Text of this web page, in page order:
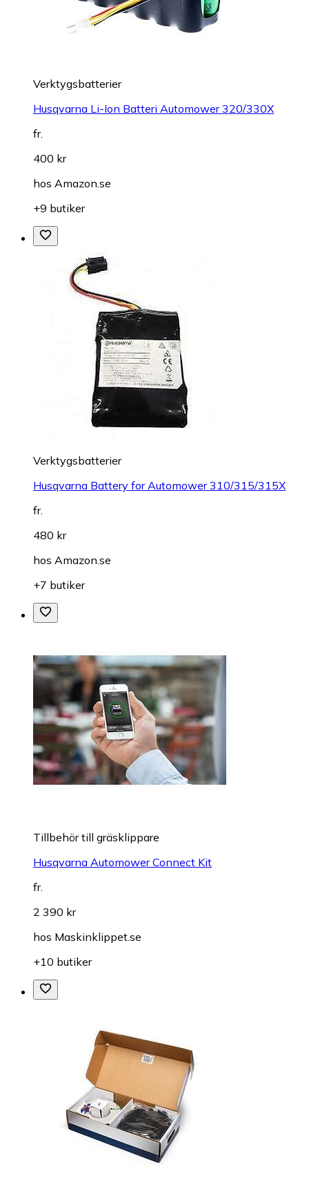
Verktygsbatterier
Husqvarna Li-Ion Batteri Automower 320/330X
fr.
400 kr
hos Amazon.se
+9 butiker
Verktygsbatterier
Husqvarna Battery for Automower 310/315/315X
fr.
480 kr
hos Amazon.se
+7 butiker
Tillbehör till gräsklippare
Husqvarna Automower Connect Kit
fr.
2 390 kr
hos Maskinklippet.se
+10 butiker